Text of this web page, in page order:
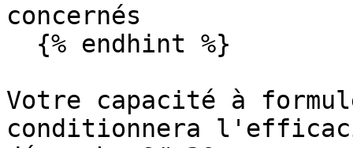
concernés
Votre capacité à
conditionnera